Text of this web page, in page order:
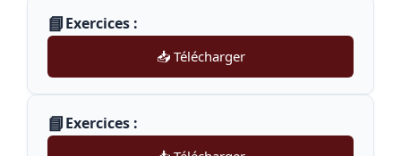
📘Exercices :
📥 Télécharger
📘Exercices :